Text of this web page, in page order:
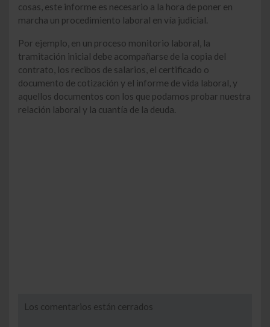
cosas, este informe es necesario a la hora de poner en
marcha un procedimiento laboral en vía judicial.
Por ejemplo, en un proceso monitorio laboral, la
tramitación inicial debe acompañarse de la copia del
contrato, los recibos de salarios, el certificado o
documento de cotización y el informe de vida laboral, y
aquellos documentos con los que podamos probar nuestra
relación laboral y la cuantía de la deuda.
Los comentarios están cerrados